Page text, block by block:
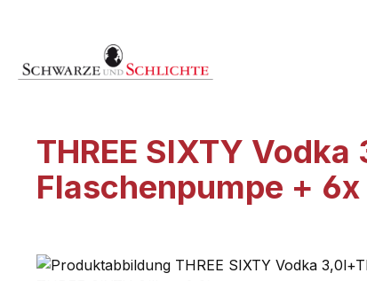
THREE SIXTY
Flaschenpumpe + 6x
Bildergalerie überspringen